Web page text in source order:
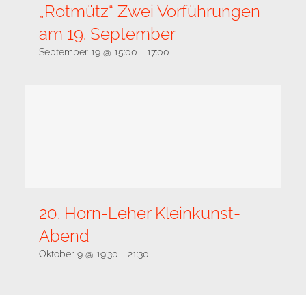
„Rotmütz“ Zwei Vorführungen
am 19. September
September 19 @ 15:00 - 17:00
20. Horn-Leher Kleinkunst-
Abend
Oktober 9 @ 19:30 - 21:30